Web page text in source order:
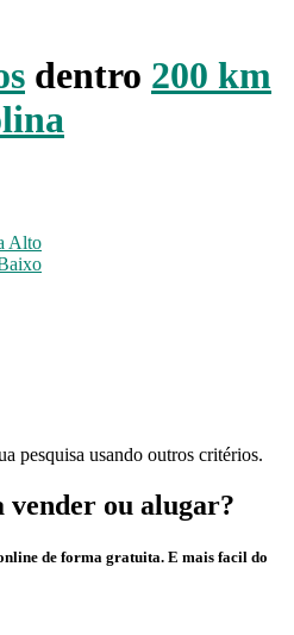
dentro 200 km
Alto
pesquisa usando outros critérios.
vender ou alugar?
de forma gratuita. E mais facil do